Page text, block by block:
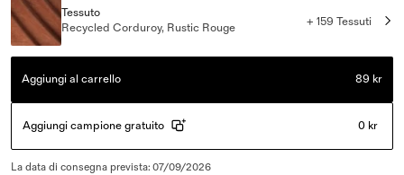
Tessuto
Recycled Corduroy, Rustic Rouge
+ 159 Tessuti
Aggiungi al carrello 89 kr
Aggiungi campione gratuito 0 kr
La data di consegna prevista: 07/09/2026